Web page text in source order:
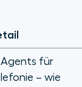
Agents für
– wie